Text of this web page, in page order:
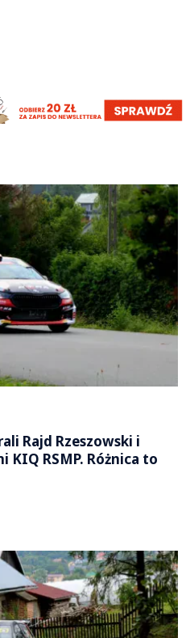
Rajd Rzeszowski i
RSMP. Różnica to